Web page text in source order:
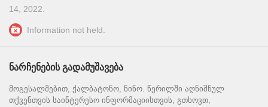
14, 2022
Information not held.
ნარჩენების გადამუშავება
მოგესალმებით, ქალბატონო, ნინო. წერილში აღნიშნულ
თქვენთვის საინტერესო ინფორმაციისთვის, გთხოვთ,